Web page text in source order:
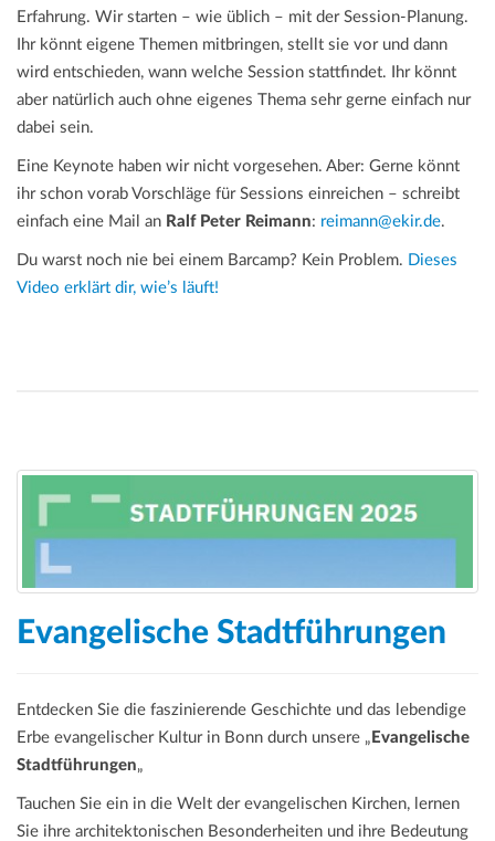
Erfahrung. Wir starten – wie üblich – mit der Session-Planung.
Ihr könnt eigene Themen mitbringen, stellt sie vor und dann
wird entschieden, wann welche Session stattfindet. Ihr könnt
aber natürlich auch ohne eigenes Thema sehr gerne einfach nur
dabei sein.
Eine Keynote haben wir nicht vorgesehen. Aber: Gerne könnt
ihr schon vorab Vorschläge für Sessions einreichen – schreibt
einfach eine Mail an Ralf Peter Reimann: reimann@ekir.de.
Du warst noch nie bei einem Barcamp? Kein Problem. Dieses
Video erklärt dir, wie’s läuft!
Evangelische Stadtführungen
Entdecken Sie die faszinierende Geschichte und das lebendige
Erbe evangelischer Kultur in Bonn durch unsere „ Evangelische
Stadtführungen„
Tauchen Sie ein in die Welt der evangelischen Kirchen, lernen
Sie ihre architektonischen Besonderheiten und ihre Bedeutung